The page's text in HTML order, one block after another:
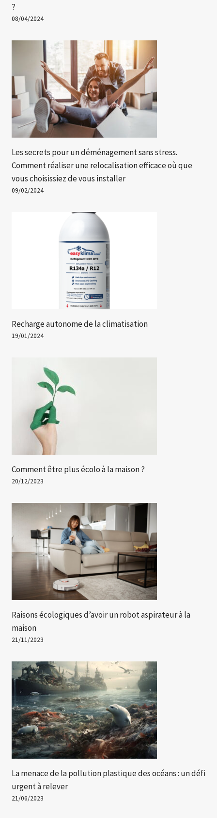
?
08/04/2024
Les secrets pour un déménagement sans stress.
Comment réaliser une relocalisation efficace où que
vous choisissiez de vous installer
09/02/2024
Recharge autonome de la climatisation
19/01/2024
Comment être plus écolo à la maison ?
20/12/2023
Raisons écologiques d’avoir un robot aspirateur à la
maison
21/11/2023
La menace de la pollution plastique des océans : un défi
urgent à relever
21/06/2023